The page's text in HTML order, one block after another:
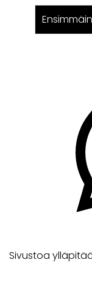
Sivustoa